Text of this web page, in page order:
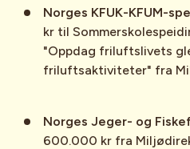
Norges KFUK-KFUM-
kr til
"Oppdag friluftslivets
friluftsaktiviteter" fra
Norges Jeger- og
600.000 kr fra